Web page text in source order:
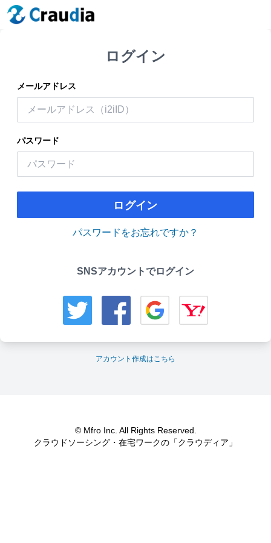
ログイン
メールアドレス
パスワード
ログイン
パスワードをお忘れですか？
SNSアカウントでログイン
アカウント作成はこちら
© Mfro Inc. All Rights Reserved.
クラウドソーシング・在宅ワークの「クラウディア」